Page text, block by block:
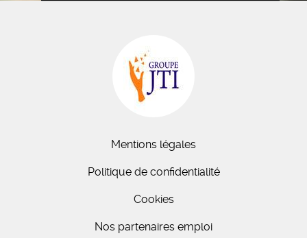
Mentions légales
Politique de confidentialité
Cookies
Nos partenaires emploi